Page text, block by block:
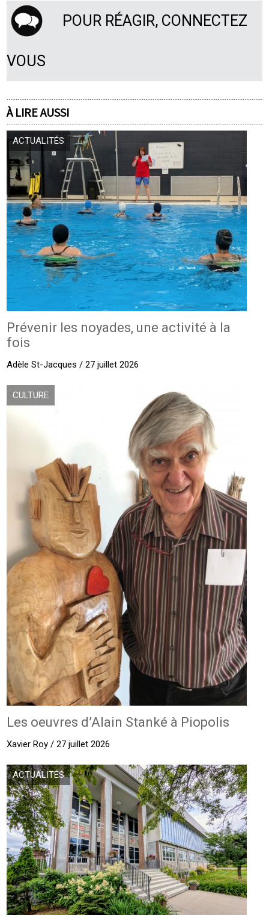
POUR RÉAGIR, CONNECTEZ
VOUS
À LIRE AUSSI
ACTUALITÉS
Prévenir les noyades, une activité à la
fois
Adèle St-Jacques / 27 juillet 2026
CULTURE
Les oeuvres d’Alain Stanké à Piopolis
Xavier Roy / 27 juillet 2026
ACTUALITÉS